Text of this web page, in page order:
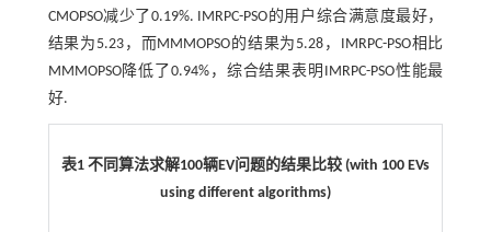
CMOPSO减少了0.19%. IMRPC-PSO的用户综合满意度最好，
结果为5.23，而MMMOPSO的结果为5.28，IMRPC-PSO相比
MMMOPSO降低了0.94%，综合结果表明IMRPC-PSO性能最
好.
表1 不同算法求解100辆EV问题的结果比较 (with 100 EVs
using different algorithms)